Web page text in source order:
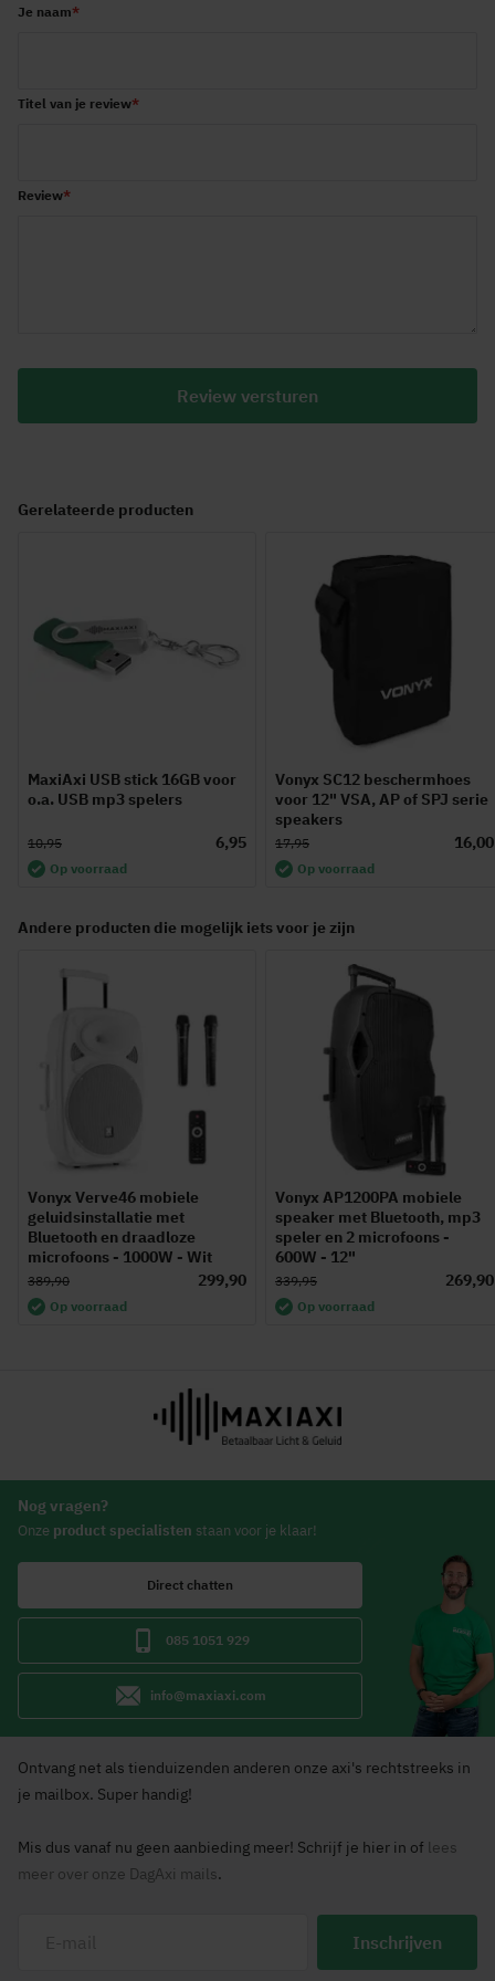
Je naam
Titel van je review
Review
Review versturen
Gerelateerde producten
MaxiAxi USB stick 16GB voor
o.a. USB mp3 spelers
6,95
10,95
Op voorraad
Vonyx SC12 beschermhoes
voor 12" VSA, AP of SPJ serie
speakers
16,00
17,95
Op voorraad
Andere producten die mogelijk iets voor je zijn
Vonyx Verve46 mobiele
geluidsinstallatie met
Bluetooth en draadloze
microfoons - 1000W - Wit
299,90
389,90
Op voorraad
Vonyx AP1200PA mobiele
speaker met Bluetooth, mp3
speler en 2 microfoons -
600W - 12"
269,90
339,95
Op voorraad
Nog vragen?
Onze product specialisten staan voor je klaar!
Direct chatten
085 1051 929
info@maxiaxi.com
Ontvang net als tienduizenden anderen onze axi's rechtstreeks in
je mailbox. Super handig!
Mis dus vanaf nu geen aanbieding meer! Schrijf je hier in of lees
meer over onze DagAxi mails.
Inschrijven